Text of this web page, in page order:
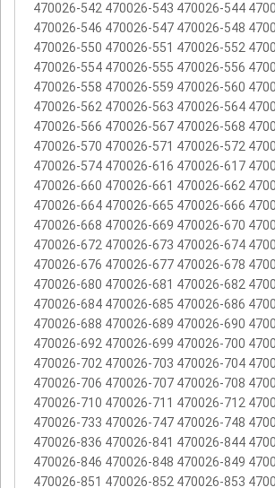
470026-542 470026-543 470026-544
470026-546 470026-547 470026-548
470026-550 470026-551 470026-552
470026-554 470026-555 470026-556
470026-558 470026-559 470026-560
470026-562 470026-563 470026-564
470026-566 470026-567 470026-568
470026-570 470026-571 470026-572
470026-574 470026-616 470026-617
470026-660 470026-661 470026-662
470026-664 470026-665 470026-666
470026-668 470026-669 470026-670
470026-672 470026-673 470026-674
470026-676 470026-677 470026-678
470026-680 470026-681 470026-682
470026-684 470026-685 470026-686
470026-688 470026-689 470026-690
470026-692 470026-699 470026-700
470026-702 470026-703 470026-704
470026-706 470026-707 470026-708
470026-710 470026-711 470026-712
470026-733 470026-747 470026-748
470026-836 470026-841 470026-844
470026-846 470026-848 470026-849
470026-851 470026-852 470026-853